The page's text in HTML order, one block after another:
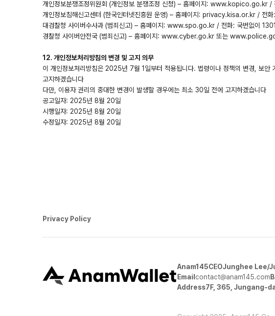
개인정보분쟁조정위원회 (개인정보 분쟁조정 신청) – 홈페이지: www.kopico.go.kr
개인정보침해신고센터 (한국인터넷진흥원 운영) – 홈페이지: privacy.kisa.or.kr / 전화
대검찰청 사이버수사과 (범죄신고) – 홈페이지: www.spo.go.kr / 전화: 국번없이 1301
경찰청 사이버안전국 (범죄신고) – 홈페이지: www.cyber.go.kr 또는
12. 개인정보처리방침의 변경 및 고지 의무
이 개인정보처리방침은 2025년 7월 1일부터 적용됩니다. 법령이나 정책의 변경, 보
고지하겠습니다
다만, 이용자 권리의 중대한 변경이 발생할 경우에는 최소 30일 전에 고지하겠습니다
공고일자: 2025년 8월 20일
시행일자: 2025년 8월 20일
수정일자: 2025년 8월 20일
Privacy Policy
Anam145CEOJunghee Lee/
Email contact@anam145.com
Address7F, 365, Jungang-